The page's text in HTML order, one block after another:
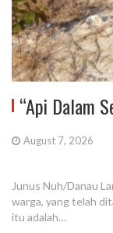
“Api Dalam
August 7, 2026
Junus Nuh/Danau
warga, yang telah
itu adalah…